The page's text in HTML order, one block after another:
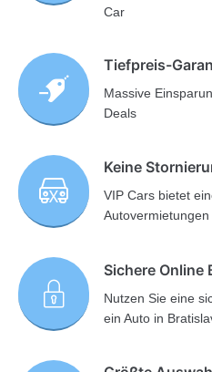
Car
Tiefpreis-
Massive
Deals
Keine
VIP Cars bietet
Sichere Online
Nutzen Sie eine
ein Auto in